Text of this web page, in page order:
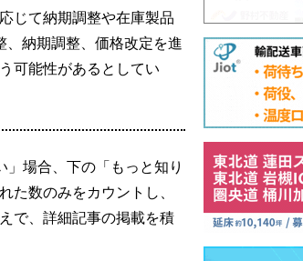
じて納期調整や在庫製品
納期調整、価格改定を進
可能性があるとしてい
場合、下の「もっと知り
数のみをカウントし、
で、詳細記事の掲載を積